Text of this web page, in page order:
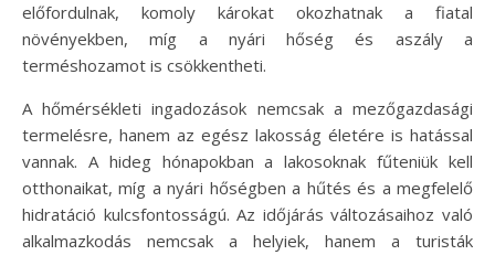
előfordulnak, komoly károkat okozhatnak a fiatal
növényekben, míg a nyári hőség és aszály a
terméshozamot is csökkentheti.
A hőmérsékleti ingadozások nemcsak a mezőgazdasági
termelésre, hanem az egész lakosság életére is hatással
vannak. A hideg hónapokban a lakosoknak fűteniük kell
otthonaikat, míg a nyári hőségben a hűtés és a megfelelő
hidratáció kulcsfontosságú. Az időjárás változásaihoz való
alkalmazkodás nemcsak a helyiek, hanem a turisták